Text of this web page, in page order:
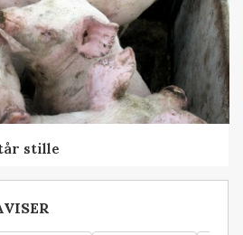
stille